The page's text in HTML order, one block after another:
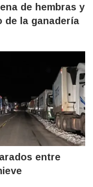
de hembras y
de la ganadería
entre